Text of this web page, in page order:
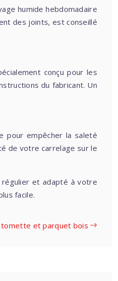
humide hebdomadaire
des joints, est conseillé
conçu pour les
du fabricant. Un
pour empêcher la saleté
de votre carrelage sur le
régulier et adapté à votre
facile.
et parquet bois